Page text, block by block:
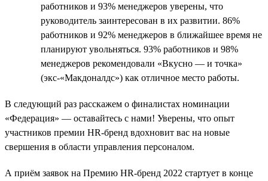
работников и 93% менеджеров уверены, что
руководитель заинтересован в их развитии. 86%
работников и 92% менеджеров в ближайшее время не
планируют увольняться. 93% работников и 98%
менеджеров рекомендовали «Вкусно — и точка»
(экс-«Макдоналдс») как отличное место работы.
В следующий раз расскажем о финалистах номинации
«Федерация» — оставайтесь с нами! Уверены, что опыт
участников премии HR-бренд вдохновит вас на новые
свершения в области управления персоналом.
А приём заявок на Премию HR-бренд 2022 стартует в конце